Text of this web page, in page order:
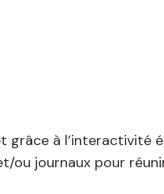
grâce à
ou journaux pour